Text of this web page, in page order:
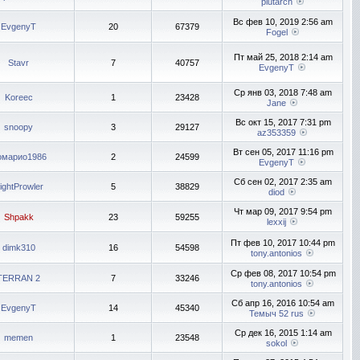
EvgenyT 20 67379
Вс фев 10, 2019 2:56 am
Fogel
Stavr 7 40757
Пт май 25, 2018 2:14 am
EvgenyT
Koreec 1 23428
Ср янв 03, 2018 7:48 am
Jane
snoopy 3 29127
Вс окт 15, 2017 7:31 pm
az353359
2 24599
Вт сен 05, 2017 11:16 pm
EvgenyT
5 38829
Сб сен 02, 2017 2:35 am
diod
Shpakk 23 59255
Чт мар 09, 2017 9:54 pm
lexxij
dimk310 16 54598
Пт фев 10, 2017 10:44 pm
tony.antonios
2 7 33246
Ср фев 08, 2017 10:54 pm
tony.antonios
EvgenyT 14 45340
Сб апр 16, 2016 10:54 am
Темыч 52 rus
memen 1 23548
Ср дек 16, 2015 1:14 am
sokol